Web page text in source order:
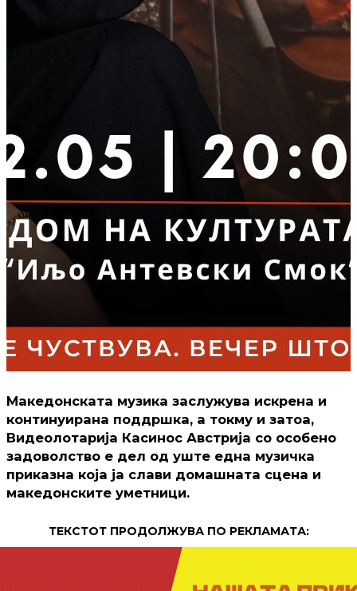
Македонската музика заслужува искрена и
континуирана поддршка, а токму и затоа,
Видеолотарија Касинос Австрија со особено
задоволство е дел од уште една музичка
приказна која ја слави домашната сцена и
македонските уметници.
ТЕКСТОТ ПРОДОЛЖУВА ПО РЕКЛАМАТА: